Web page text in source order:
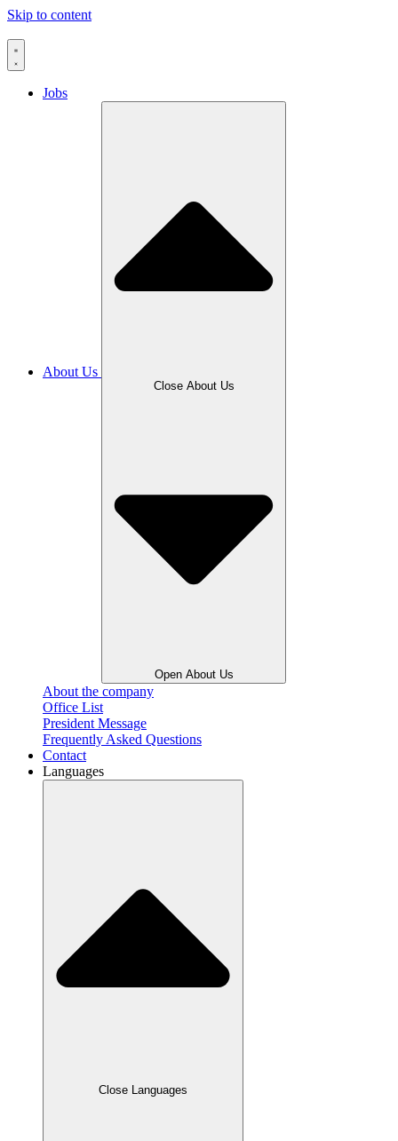
Skip to content
Jobs
About Us
Close About Us
Open About Us
About the company
Office List
President Message
Frequently Asked Questions
Contact
Languages
Close Languages